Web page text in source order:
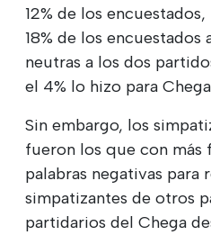
12% de los
18% de los encuestados
neutras a los dos
el 4% lo hizo para
Sin embargo, los
fueron los que con
palabras negativas para
simpatizantes de otros
partidarios del Chega